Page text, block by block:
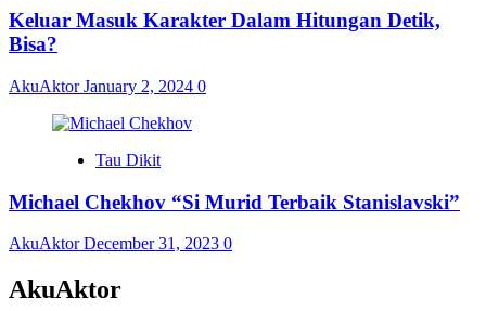
Keluar Masuk Karakter Dalam Hitungan Detik,
Bisa?
AkuAktorJanuary 2, 2024 0
Tau Dikit
Michael Chekhov “Si Murid Terbaik Stanislavski”
AkuAktorDecember 31, 2023 0
AkuAktor